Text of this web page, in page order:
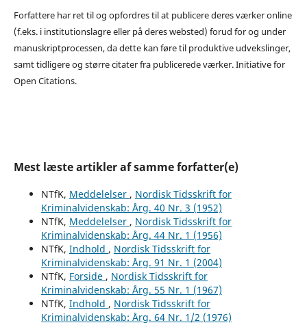
Forfattere har ret til og opfordres til at publicere deres værker online
(f.eks. i institutionslagre eller på deres websted) forud for og under
manuskriptprocessen, da dette kan føre til produktive udvekslinger,
samt tidligere og større citater fra publicerede værker. Initiative for
Open Citations.
Mest læste artikler af samme forfatter(e)
NTfK, Meddelelser , Nordisk Tidsskrift for
Kriminalvidenskab: Årg. 40 Nr. 3 (1952)
NTfK, Meddelelser , Nordisk Tidsskrift for
Kriminalvidenskab: Årg. 44 Nr. 1 (1956)
NTfK, Indhold , Nordisk Tidsskrift for
Kriminalvidenskab: Årg. 91 Nr. 1 (2004)
NTfK, Forside , Nordisk Tidsskrift for
Kriminalvidenskab: Årg. 55 Nr. 1 (1967)
NTfK, Indhold , Nordisk Tidsskrift for
Kriminalvidenskab: Årg. 64 Nr. 1/2 (1976)